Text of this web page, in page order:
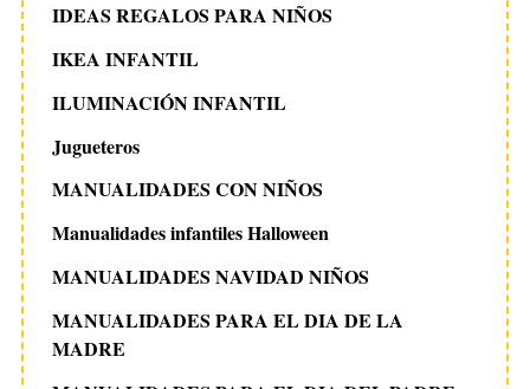
IDEAS REGALOS PARA NIÑOS
IKEA INFANTIL
ILUMINACIÓN INFANTIL
Jugueteros
MANUALIDADES CON NIÑOS
Manualidades infantiles Halloween
MANUALIDADES NAVIDAD NIÑOS
MANUALIDADES PARA EL DIA DE LA
MADRE